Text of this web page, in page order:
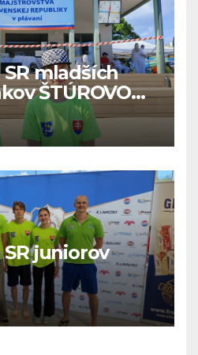
mladších
ŠTÚROVO
juniorov